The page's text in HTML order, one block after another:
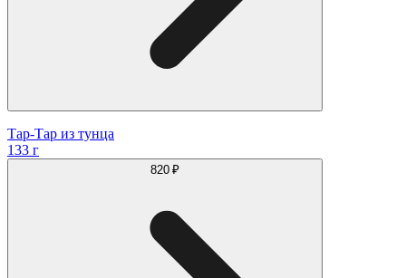
Тар-Тар из тунца
133 г
820 ₽